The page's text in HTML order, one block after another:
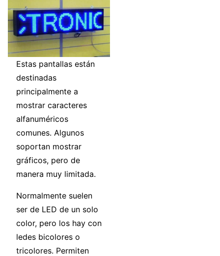
Estas pantallas están
destinadas
principalmente a
mostrar caracteres
alfanuméricos
comunes. Algunos
soportan mostrar
gráficos, pero de
manera muy limitada.
Normalmente suelen
ser de LED de un solo
color, pero los hay con
ledes bicolores o
tricolores. Permiten